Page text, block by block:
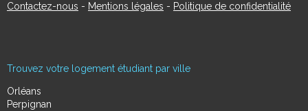
Contactez-nous - Mentions légales - Politique de confidentialité
Trouvez votre logement étudiant par ville
Orléans
Perpignan